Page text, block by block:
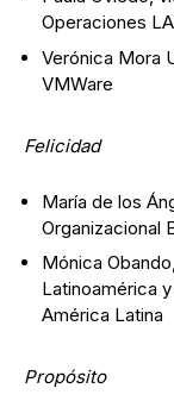
Operaciones
Verónica Mora
VMWare
Felicidad
María de los
Organizacional
Mónica
Latinoamérica
América Latina
Propósito